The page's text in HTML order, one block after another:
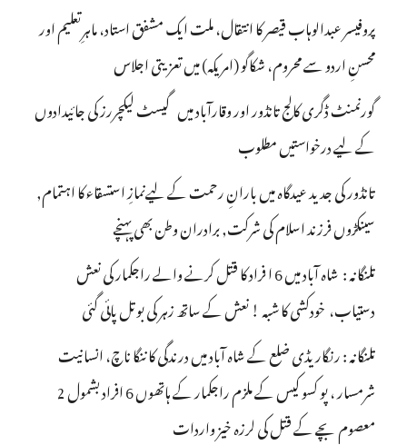
پروفیسر عبدالوہاب قیصر کا انتقال، ملت ایک مشفق استاد، ماہرِتعلیم اور
محسنِ اردو سے محروم، شکاگو (امریکہ) میں تعزیتی اجلاس
گورنمنٹ ڈگری کالج تانڈور اور وقارآباد میں گیسٹ لیکچررز کی جائیدادوں
کے لیے درخواستیں مطلوب
تانڈور کی جدید عیدگاہ میں بارانِ رحمت کے لیےنمازِ استسقاء کا اہتمام,
سینکڑوں فرزند اسلام کی شرکت, برادران وطن بھی پہنچے
تلنگانہ : شاہ آباد میں 6 ا فراد کا قتل کرنے والے راجکمار کی نعش
دستیاب، خودکشی کا شبہ ! نعش کے ساتھ زہر کی بوتل پائی گئی
تلنگانہ : رنگاریڈی ضلع کے شاہ آباد میں درندگی کا ننگا ناچ، انسانیت
شرمسار ، پو کسو کیس کے ملزم راجکمار کے ہاتھوں 6 افراد بشمول 2
معصوم بچے کے قتل کی لرزہ خیز واردات